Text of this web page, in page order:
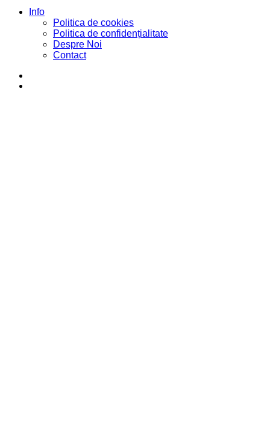
Info
Politica de cookies
Politica de confidențialitate
Despre Noi
Contact